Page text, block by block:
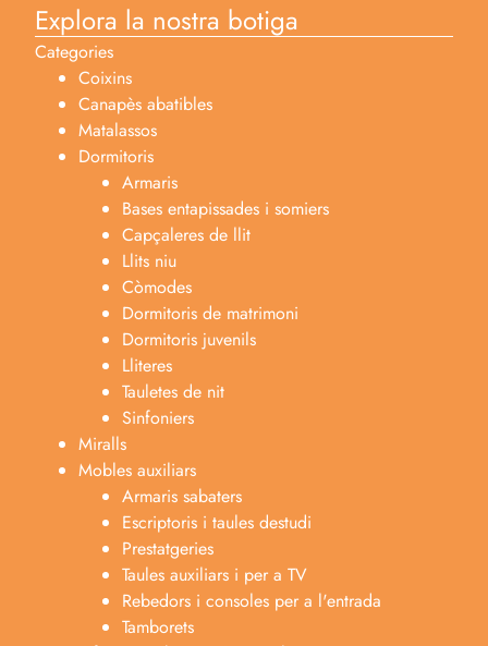
Explora la nostra botiga
Categories
Coixins
Canapès abatibles
Matalassos
Dormitoris
Armaris
Bases entapissades i somiers
Capçaleres de llit
Llits niu
Còmodes
Dormitoris de matrimoni
Dormitoris juvenils
Lliteres
Tauletes de nit
Sinfoniers
Miralls
Mobles auxiliars
Armaris sabaters
Escriptoris i taules destudi
Prestatgeries
Taules auxiliars i per a TV
Rebedors i consoles per a l'entrada
Tamborets